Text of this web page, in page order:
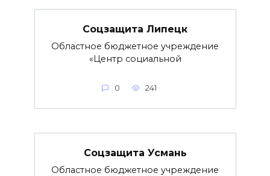
Соцзащита Липецк
Областное бюджетное учреждение
«Центр социальной
0 241
Соцзащита Усмань
Областное бюджетное учреждение